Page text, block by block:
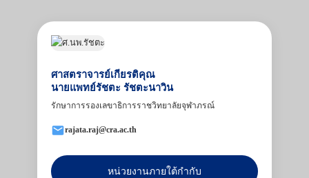
ศาสตราจารย์เกียรติคุณ
นายแพทย์รัชตะ รัชตะนาวิน
รักษาการรองเลขาธิการราชวิทยาลัยจุฬาภรณ์
rajata.raj@cra.ac.th
หน่วยงานภายใต้กำกับ